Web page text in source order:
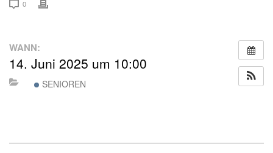
0
WANN:
14. Juni 2025 um 10:00
SENIOREN